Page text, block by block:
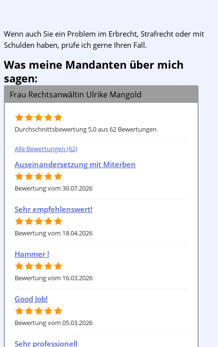
Wenn auch Sie ein Problem im Erbrecht, Strafrecht oder mit
Schulden haben, prüfe ich gerne Ihren Fall.
Was meine Mandanten über mich
sagen:
Frau Rechtsanwältin Ulrike Mangold
Durchschnittsbewertung 5,0 aus 62 Bewertungen
Alle Bewertungen (62)
Auseinandersetzung mit Miterben
Bewertung vom 30.07.2026
Sehr empfehlenswert!
Bewertung vom 18.04.2026
Hammer !
Bewertung vom 16.03.2026
Good Job!
Bewertung vom 05.03.2026
Sehr professionell